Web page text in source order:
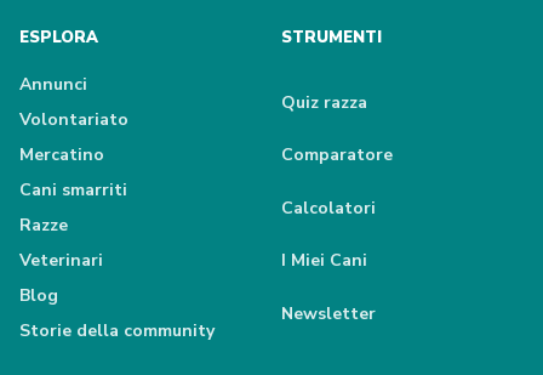
ESPLORA
Annunci
Volontariato
Mercatino
Cani smarriti
Razze
Veterinari
Blog
Storie della community
STRUMENTI
Quiz razza
Comparatore
Calcolatori
I Miei Cani
Newsletter